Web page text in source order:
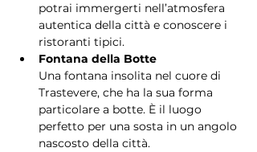
potrai immergerti nell’atmosfera
autentica della città e conoscere i
ristoranti tipici.
Fontana della Botte
Una fontana insolita nel cuore di
Trastevere, che ha la sua forma
particolare a botte. È il luogo
perfetto per una sosta in un angolo
nascosto della città.